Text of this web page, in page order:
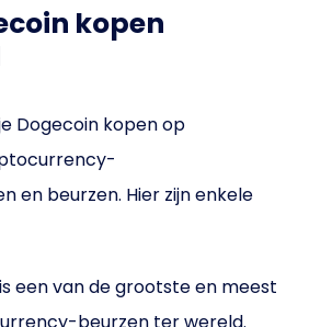
kopen
Dogecoin kopen op
en beurzen. Hier zijn enkele
een van de grootste en meest